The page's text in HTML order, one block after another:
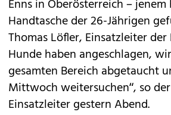
Enns in Oberösterreich –
Handtasche der 26-Jährigen
Thomas Löfler, Einsatzleiter
Hunde haben angeschlagen,
gesamten Bereich abgetaucht
Mittwoch weitersuchen“, so
Einsatzleiter gestern Abend.